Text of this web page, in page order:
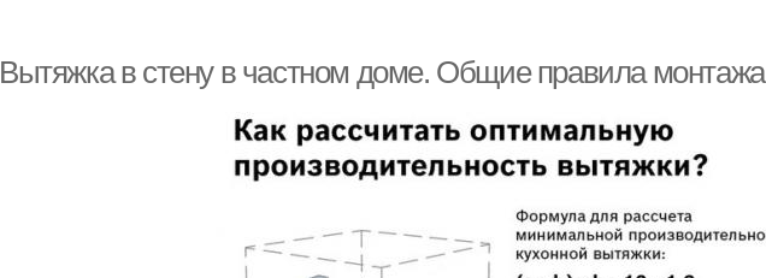
Вытяжка в стену в частном доме. Общие правила монтажа